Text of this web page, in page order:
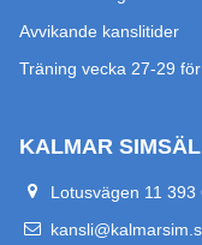
Avvikande kanslitider
Träning vecka 27-29
KALMAR
Lotusvägen 11 393